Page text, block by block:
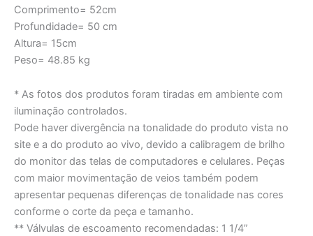
Comprimento= 52cm
Profundidade= 50 cm
Altura= 15cm
Peso= 48.85 kg
* As fotos dos produtos foram tiradas em ambiente com
iluminação controlados.
Pode haver divergência na tonalidade do produto vista no
site e a do produto ao vivo, devido a calibragem de brilho
do monitor das telas de computadores e celulares. Peças
com maior movimentação de veios também podem
apresentar pequenas diferenças de tonalidade nas cores
conforme o corte da peça e tamanho.
** Válvulas de escoamento recomendadas: 1 1/4”